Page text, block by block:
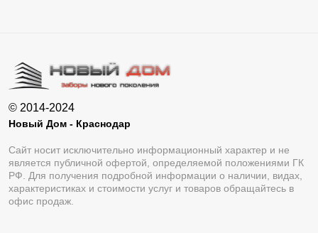
© 2014-2024
Новый Дом - Краснодар
Сайт носит исключительно информационный характер и не
является публичной офертой, определяемой положениями ГК
РФ. Для получения подробной информации о наличии, видах,
характеристиках и стоимости услуг и товаров обращайтесь в
офис продаж.